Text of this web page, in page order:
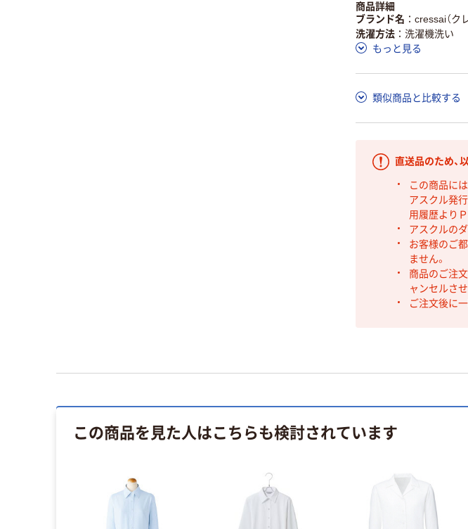
商品詳細
ブランド名
cressai（ク
洗濯方法
洗濯機洗い
もっと見る
類似商品と比較する
直送品のため、
この商品に
アスクル発
用履歴より
アスクルの
お客様のご
ません。
商品のご注
ャンセルさ
ご注文後に
この商品を見た人はこちらも検討されています